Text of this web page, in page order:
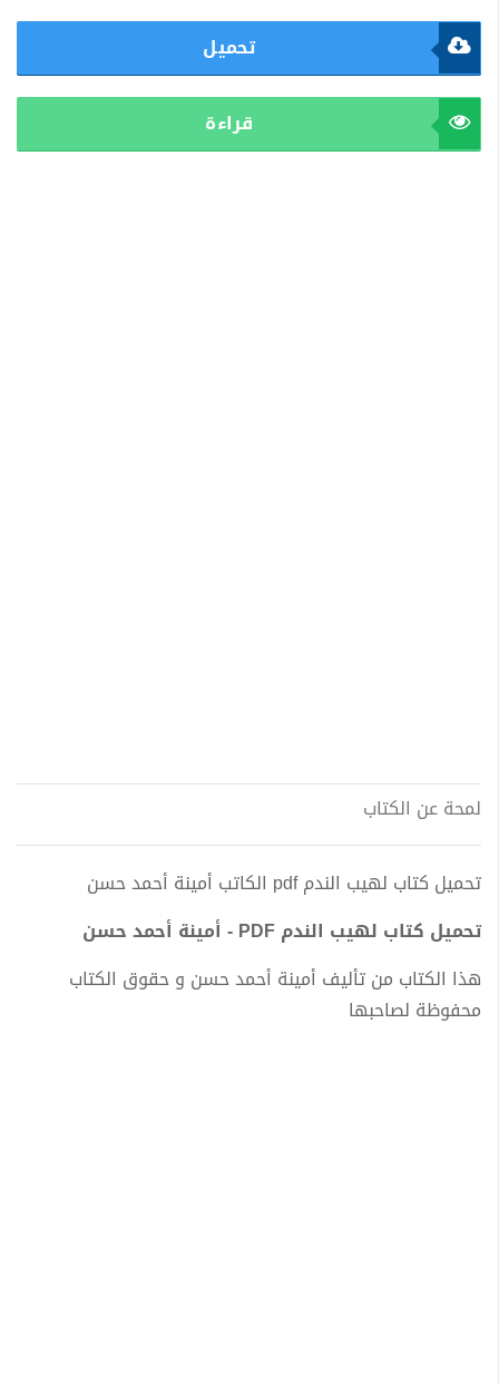
تحميل
قراءة
لمحة عن الكتاب
تحميل كتاب لهيب الندم pdf الكاتب أمينة أحمد حسن
تحميل كتاب لهيب الندم PDF - أمينة أحمد حسن
هذا الكتاب من تأليف أمينة أحمد حسن و حقوق الكتاب
محفوظة لصاحبها